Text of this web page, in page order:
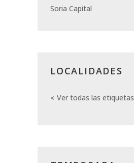
Soria Capital
LOCALIDADES
Ver todas las etiquetas